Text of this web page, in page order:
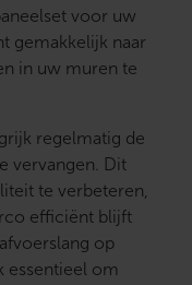
voor uw
gemakkelijk naar
in uw muren te
regelmatig de
vervangen. Dit
te verbeteren,
efficiënt blijft
op
essentieel om